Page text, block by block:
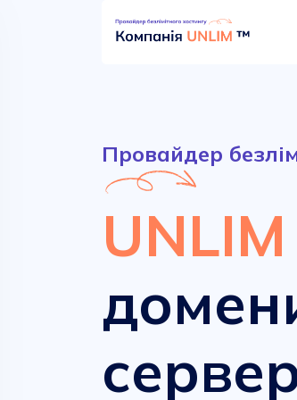
Провайдер
UNLIM
Сучасні домени
161.00 грн.